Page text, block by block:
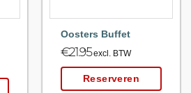
Oosters Buffet
€21.95excl. BTW
Reserveren